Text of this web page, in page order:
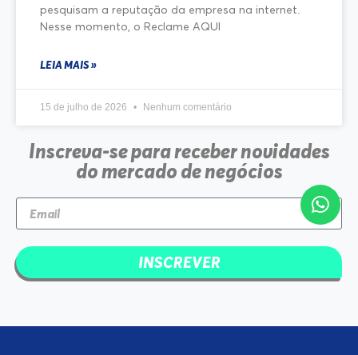
pesquisam a reputação da empresa na internet.
Nesse momento, o Reclame AQUI
LEIA MAIS »
15 de julho de 2026 Nenhum comentário
Inscreva-se para receber novidades
do mercado de negócios
INSCREVER